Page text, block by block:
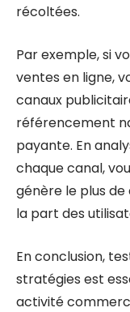
récoltées.
Par exemple, si
ventes en ligne,
canaux
référencement
payante. En
chaque canal,
génère le plus
la part des
En conclusion,
stratégies est
activité